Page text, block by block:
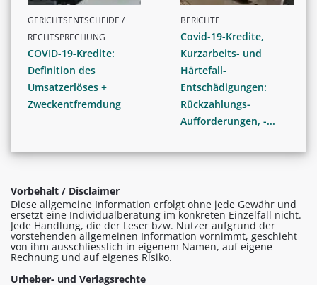
GERICHTSENTSCHEIDE /
RECHTSPRECHUNG
COVID-19-Kredite:
Definition des
Umsatzerlöses +
Zweckentfremdung
BERICHTE
Covid-19-Kredite,
Kurzarbeits- und
Härtefall-
Entschädigungen:
Rückzahlungs-
Aufforderungen, -...
Vorbehalt / Disclaimer
Diese allgemeine Information erfolgt ohne jede Gewähr und
ersetzt eine Individualberatung im konkreten Einzelfall nicht.
Jede Handlung, die der Leser bzw. Nutzer aufgrund der
vorstehenden allgemeinen Information vornimmt, geschieht
von ihm ausschliesslich in eigenem Namen, auf eigene
Rechnung und auf eigenes Risiko.
Urheber- und Verlagsrechte